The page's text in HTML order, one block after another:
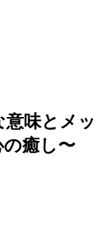
味とメッ
癒し〜